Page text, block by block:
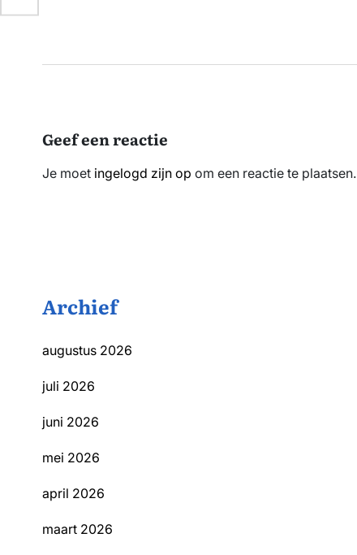
Geef een reactie
Je moet ingelogd zijn op om een reactie te plaatsen.
Archief
augustus 2026
juli 2026
juni 2026
mei 2026
april 2026
maart 2026